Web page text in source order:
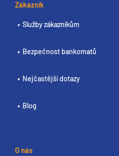
Zákazník
Služby zákazníkům
Bezpečnost bankomatů
Nejčastější dotazy
Blog
O nás